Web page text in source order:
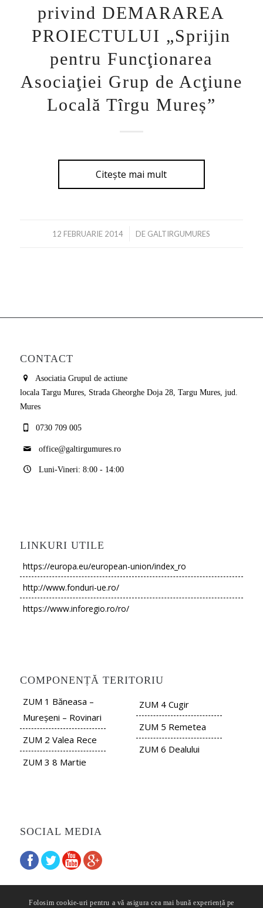
privind DEMARAREA
PROIECTULUI „Sprijin
pentru Funcţionarea
Asociaţiei Grup de Acţiune
Locală Tîrgu Mureș”
Citește mai mult
12 FEBRUARIE 2014
/ DE GALTIRGUMURES
CONTACT
Asociatia Grupul de actiune
locala Targu Mures, Strada Gheorghe Doja 28, Targu Mures, jud.
Mures
0730 709 005
office@galtirgumures.ro
Luni-Vineri: 8:00 - 14:00
LINKURI UTILE
https://europa.eu/european-union/index_ro
http://www.fonduri-ue.ro/
https://www.inforegio.ro/ro/
COMPONENȚĂ TERITORIU
ZUM 1 Băneasa –
Mureșeni – Rovinari
ZUM 2 Valea Rece
ZUM 3 8 Martie
ZUM 4 Cugir
ZUM 5 Remetea
ZUM 6 Dealului
SOCIAL MEDIA
Folosim cookie-uri pentru a vă asigura cea mai bună experiență pe